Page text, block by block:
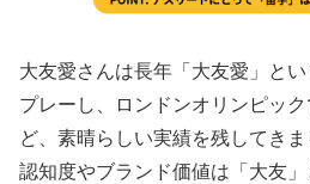
大友愛さんは長年「大友愛」と
プレーし、ロンドンオリンピッ
ど、素晴らしい実績を残してき
認知度やブランド価値は「大友